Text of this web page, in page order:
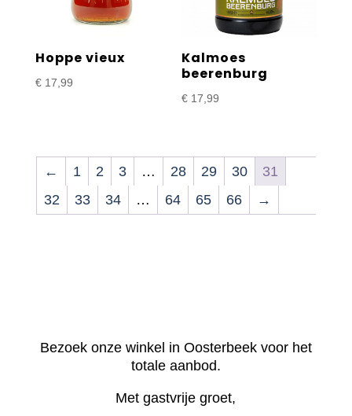
Hoppe vieux
€17,99
Kalmoes
beerenburg
€ 17,99
← 1 2 3 … 28 29 30
31
32
33 34 … 64 65 66 →
Bezoek onze winkel in Oosterbeek voor het
totale aanbod.
Met gastvrije groet,